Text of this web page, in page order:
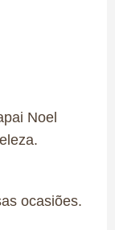
Noel
ocasiões.